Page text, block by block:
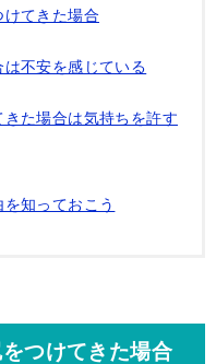
けてきた場合
不安を感じている
た場合は気持ちを許す
知っておこう
つけてきた場合